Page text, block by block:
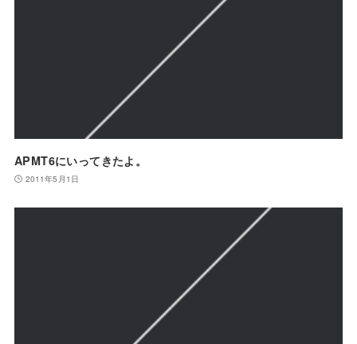
APMT6にいってきたよ。
2011年5月1日